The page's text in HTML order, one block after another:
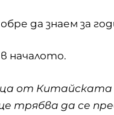
да знаем за
началото.
от
трябва да се